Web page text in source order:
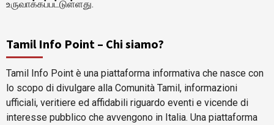
உருவாக்கப்பட்டுள்ளது.
Tamil Info Point – Chi siamo?
Tamil Info Point è una piattaforma informativa che nasce con
lo scopo di divulgare alla Comunità Tamil, informazioni
ufficiali, veritiere ed affidabili riguardo eventi e vicende di
interesse pubblico che avvengono in Italia. Una piattaforma